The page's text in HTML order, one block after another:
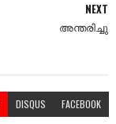
NEXT
അന്തരിച്ചു
DISQUS FACEBOOK